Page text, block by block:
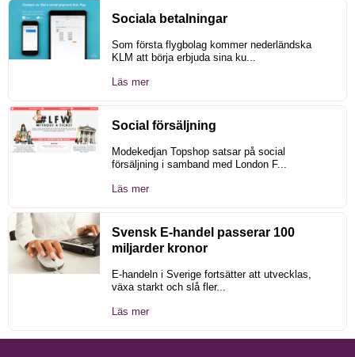
Sociala betalningar
Som första flygbolag kommer nederländska
KLM att börja erbjuda sina ku...
Läs mer
Social försäljning
Modekedjan Topshop satsar på social
försäljning i samband med London F...
Läs mer
Svensk E-handel passerar 100
miljarder kronor
E-handeln i Sverige fortsätter att utvecklas,
växa starkt och slå fler...
Läs mer